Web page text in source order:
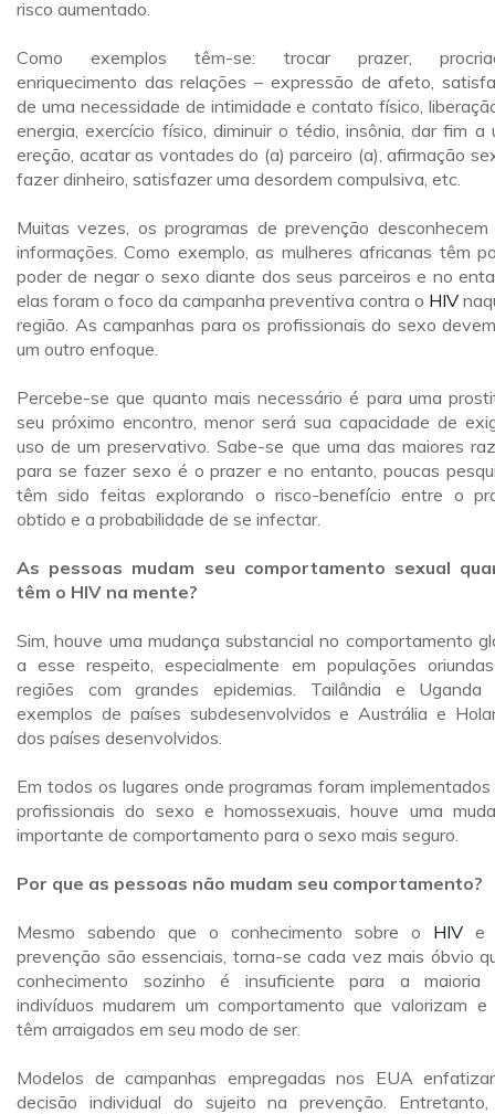
risco aumentado.
Como exemplos têm-se: trocar prazer,
enriquecimento das relações – expressão de afeto,
de uma necessidade de intimidade e contato físico,
energia, exercício físico, diminuir o tédio, insônia, dar fim a
ereção, acatar as vontades do (a) parceiro (a), afirmação
fazer dinheiro, satisfazer uma desordem compulsiva, etc.
Muitas vezes, os programas de prevenção desconhecem
informações. Como exemplo, as mulheres africanas têm
poder de negar o sexo diante dos seus parceiros e no
elas foram o foco da campanha preventiva contra o HIV
região. As campanhas para os profissionais do sexo
um outro enfoque.
Percebe-se que quanto mais necessário é para uma
seu próximo encontro, menor será sua capacidade de
uso de um preservativo. Sabe-se que uma das maiores
para se fazer sexo é o prazer e no entanto, poucas
têm sido feitas explorando o risco-benefício entre o
obtido e a probabilidade de se infectar.
As pessoas mudam seu comportamento sexual
têm o HIV na mente?
Sim, houve uma mudança substancial no comportamento
a esse respeito, especialmente em populações
regiões com grandes epidemias. Tailândia e Uganda
exemplos de países subdesenvolvidos e Austrália e
dos países desenvolvidos.
Em todos os lugares onde programas foram
profissionais do sexo e homossexuais, houve uma
importante de comportamento para o sexo mais seguro.
Por que as pessoas não mudam seu comportamento?
Mesmo sabendo que o conhecimento sobre o HIV e
prevenção são essenciais, torna-se cada vez mais óbvio
conhecimento sozinho é insuficiente para a maioria
indivíduos mudarem um comportamento que valorizam e
têm arraigados em seu modo de ser.
Modelos de campanhas empregadas nos EUA
decisão individual do sujeito na prevenção.